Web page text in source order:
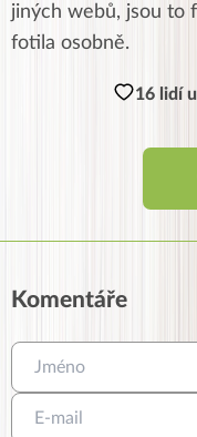
jiných webů, jsou to
fotila osobně.
16 lidí
Komentáře